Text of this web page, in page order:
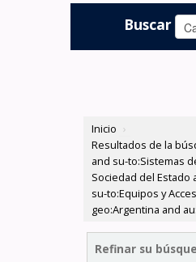
Buscar
Inicio ›
Resultados de la
and su-to:Sistemas
Sociedad del Estado
su-to:Equipos y
geo:Argentina and
Refinar su